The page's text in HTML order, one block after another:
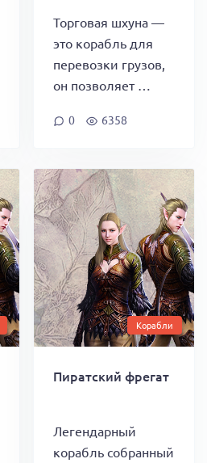
Торговая шхуна —
это корабль для
перевозки грузов,
он позволяет …
0 6358
Корабли
Пиратский фрегат
Легендарный
корабль собранный